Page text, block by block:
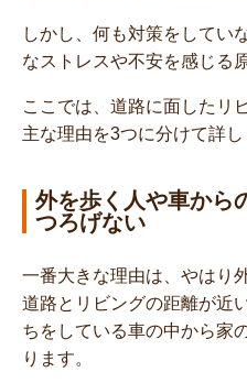
しかし、何も対策をしてい
なストレスや不安を感じる
ここでは、道路に面したリ
主な理由を3つに分けて詳し
外を歩く人や車から
つろげない
一番大きな理由は、やはり
道路とリビングの距離が近
ちをしている車の中から家
ります。